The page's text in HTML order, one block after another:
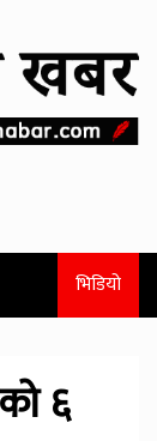
भिडियो
६